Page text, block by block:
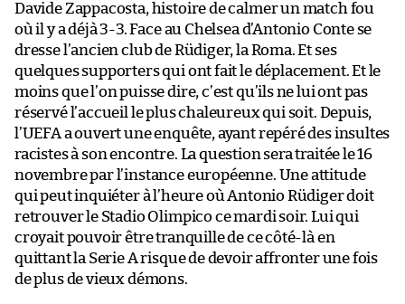
Davide Zappacosta, histoire de calmer un match fou
où il y a déjà 3-3. Face au Chelsea d’Antonio Conte se
dresse l’ancien club de Rüdiger, la Roma. Et ses
quelques supporters qui ont fait le déplacement. Et le
moins que l’on puisse dire, c’est qu’ils ne lui ont pas
réservé l’accueil le plus chaleureux qui soit. Depuis,
l’UEFA a ouvert une enquête, ayant repéré des insultes
racistes à son encontre. La question sera traitée le 16
novembre par l’instance européenne. Une attitude
qui peut inquiéter à l’heure où Antonio Rüdiger doit
retrouver le Stadio Olimpico ce mardi soir. Lui qui
croyait pouvoir être tranquille de ce côté-là en
quittant la Serie A risque de devoir affronter une fois
de plus de vieux démons.